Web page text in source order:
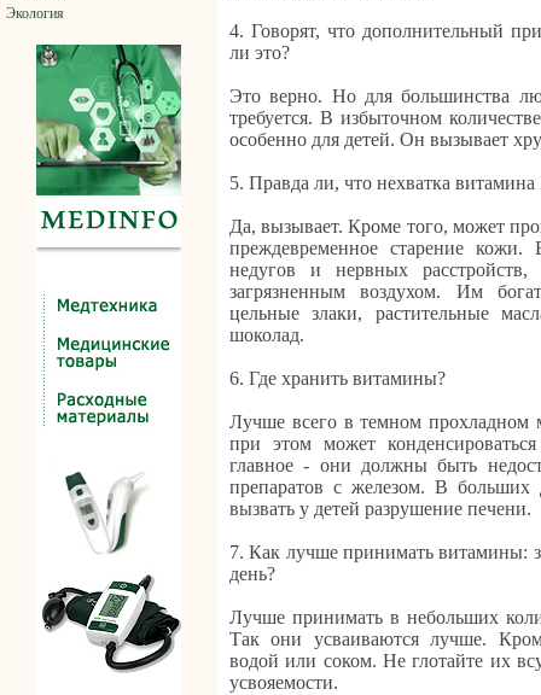
Экология
4. Говорят, что дополнительный
ли это?
Это верно. Но для большинства
требуется. В избыточном
особенно для детей. Он вызывает
5. Правда ли, что нехватка
Да, вызывает. Кроме того, может
преждевременное старение
недугов и нервных
загрязненным воздухом. Им
цельные злаки, растительные
шоколад.
6. Где хранить витамины?
Лучше всего в темном прохладном
при этом может
главное - они должны быть
препаратов с железом. В больших
вызвать у детей разрушение печени.
7. Как лучше принимать витамины:
день?
Лучше принимать в небольших
Так они усваиваются лучше.
водой или соком. Не глотайте их
усвояемости.